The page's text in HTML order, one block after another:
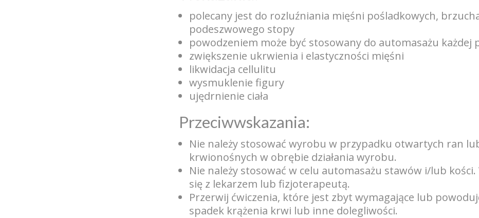
polecany jest do rozluźniania mięśni pośladkowych,
podeszwowego stopy
powodzeniem może być stosowany do automasażu każdej
zwiększenie ukrwienia i elastyczności mięśni
likwidacja cellulitu
wysmuklenie figury
ujędrnienie ciała
Przeciwwskazania:
Nie należy stosować wyrobu w przypadku otwartych ran
krwionośnych w obrębie działania wyrobu.
Nie należy stosować w celu automasażu stawów i/lub
się z lekarzem lub fizjoterapeutą.
Przerwij ćwiczenia, które jest zbyt wymagające lub
spadek krążenia krwi lub inne dolegliwości.